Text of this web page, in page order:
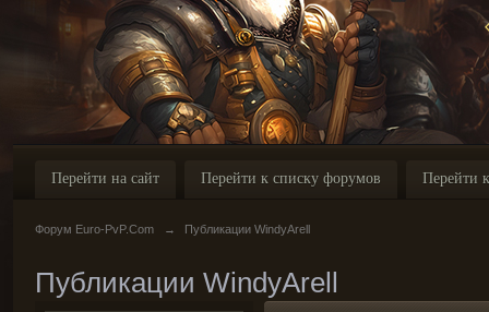
Перейти на сайт Перейти к списку форумов Перейти
Форум Euro-PvP.Com → Публикации WindyArell
Публикации WindyArell